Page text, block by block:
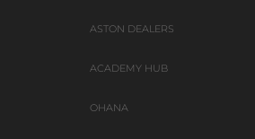
ASTON DEALERS
ACADEMY HUB
OHANA